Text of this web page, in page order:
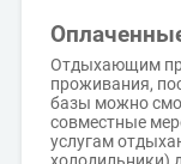
Отдыхающим
проживания,
базы можно
совместные
услугам